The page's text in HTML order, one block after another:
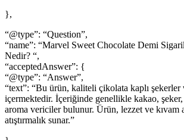
},
“@type”: “Question”,
“name”: “Marvel Sweet Chocolate Demi
Nedir? “,
“acceptedAnswer”: {
“@type”: “Answer”,
“text”: “Bu ürün, kaliteli çikolata kaplı şekerler
içermektedir. İçeriğinde genellikle kakao,
aroma vericiler bulunur. Ürün, lezzet ve kıvam
atıştırmalık sunar.”